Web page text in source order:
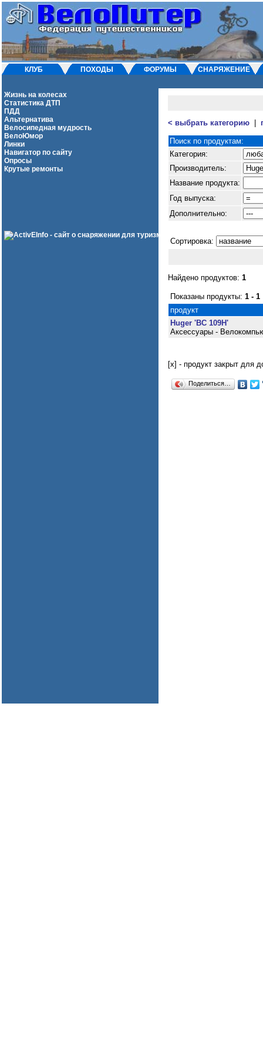
КЛУБ ПОХОДЫ ФОРУМЫ СНАРЯЖЕНИЕ
Жизнь на колесах
Статистика ДТП
ПДД
Альтернатива
Велосипедная мудрость
ВелоЮмор
Линки
Навигатор по сайту
Опросы
Крутые ремонты
< выбрать категорию|
Поиск по продуктам:
Категория:
Производитель:
Название продукта:
Год выпуска:
Дополнительно:
Cортировка:
Найдено продуктов: 1
Показаны продукты: 1 - 1
продукт
Huger 'BC 109H'
Аксессуары -
[x] - продукт закрыт для
Поделиться…